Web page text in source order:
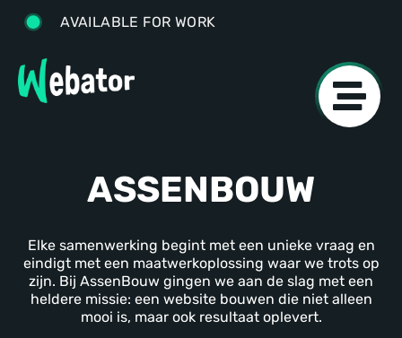
AVAILABLE FOR WORK
ASSENBOUW
Elke samenwerking begint met een unieke vraag en
eindigt met een maatwerkoplossing waar we trots op
zijn. Bij AssenBouw gingen we aan de slag met een
heldere missie: een website bouwen die niet alleen
mooi is, maar ook resultaat oplevert.